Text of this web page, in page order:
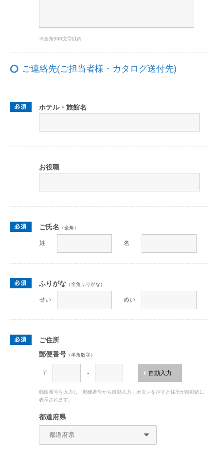
※全角500文字以内
ご連絡先(ご担当者様・カタログ送付先)
ホテル・旅館名
お役職
ご氏名 （全角）
姓 名
ふりがな （全角ふりがな）
せい めい
ご住所
郵便番号 （半角数字）
〒 - 自動入力
郵便番号を入力し「郵便番号から自動入力」ボタンを押すと住所が自動的に
表示されます。
都道府県